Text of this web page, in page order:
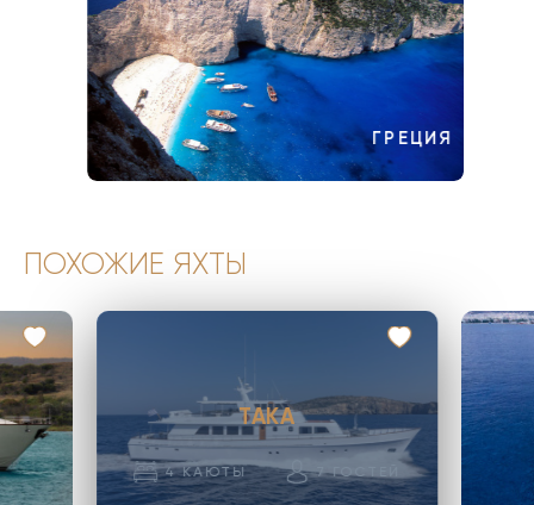
ГРЕЦИЯ
ПОХОЖИЕ ЯХТЫ
4 КАЮТЫ 7 ГОСТЕЙ
TAKA